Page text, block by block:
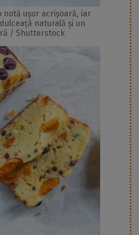
notă ușor acrișoară, iar
naturală și un
/ Shutterstock